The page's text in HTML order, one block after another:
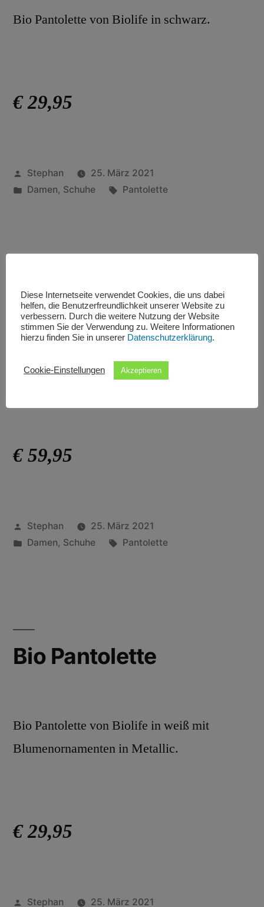
Bio Pantolette von Biolife in schwarz.
€ 29,95
Stephan
25. März 2021
Damen, Schuhe Pantolette
Rohde Pantolette
Rohde Pantolette aus Leder in braun.
€ 59,95
Stephan
25. März 2021
Damen, Schuhe Pantolette
Bio Pantolette
Bio Pantolette von Biolife in weiß mit
Blumenornamenten in Metallic.
€ 29,95
Stephan 25. März 2021
Diese Internetseite verwendet Cookies, die uns dabei
helfen, die Benutzerfreundlichkeit unserer Website zu
verbessern. Durch die weitere Nutzung der Website
stimmen Sie der Verwendung zu. Weitere Informationen
hierzu finden Sie in unserer Datenschutzerklärung.
Cookie-Einstellungen Akzeptieren